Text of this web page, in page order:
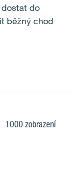
do
běžný chod
1000 zobrazení